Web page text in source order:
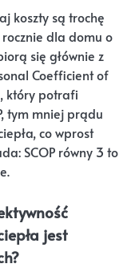
koszty są trochę
dla domu o
się głównie z
Coefficient of
który potrafi
tym mniej prądu
co wprost
SCOP równy 3 to
jest